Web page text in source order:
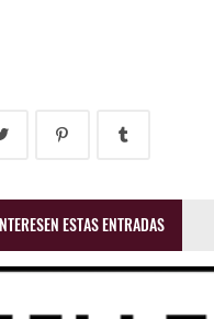
ESTAS ENTRADAS